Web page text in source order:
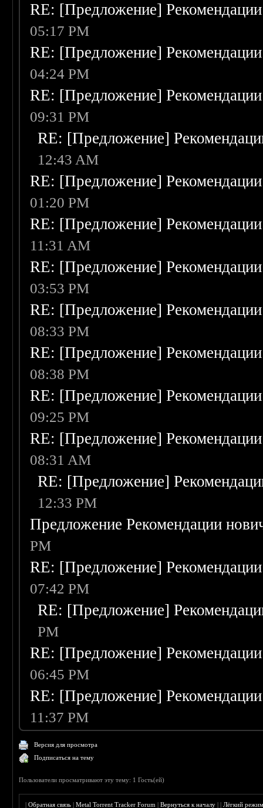
RE: [Предложение]
05:17 PM
RE: [Предложение]
04:24 PM
RE: [Предложение]
09:31 PM
RE: [Предложение]
12:43 AM
RE: [Предложение]
01:20 PM
RE: [Предложение]
11:31 AM
RE: [Предложение]
03:53 PM
RE: [Предложение]
08:33 PM
RE: [Предложение]
08:38 PM
RE: [Предложение]
09:25 PM
RE: [Предложение]
08:31 AM
RE: [Предложение]
12:33 PM
Предложение Рекомендации
PM
RE: [Предложение]
07:42 PM
RE: [Предложение]
PM
RE: [Предложение]
06:45 PM
RE: [Предложение]
11:37 PM
Версия для просмотра
Подписаться на тему
Пользователи просматривают эту тему: 1 Гость(ей)
|Обратная связь |Metal Torrent Tracker Forum |Вернуться к началу ||Лёгкий